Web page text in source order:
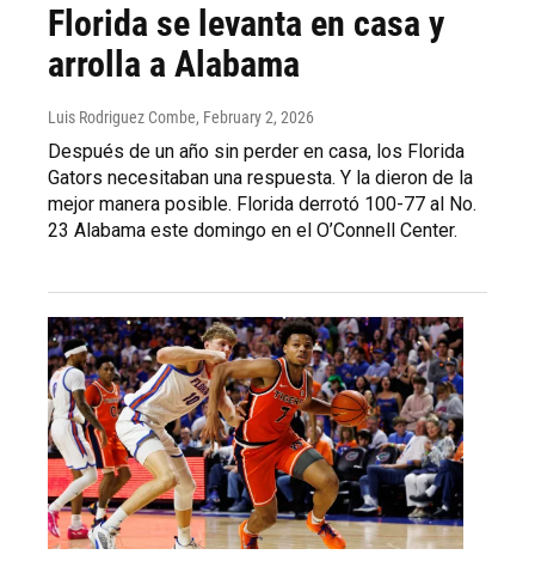
Florida se levanta en casa y
arrolla a Alabama
Luis Rodriguez Combe, February 2, 2026
Después de un año sin perder en casa, los Florida
Gators necesitaban una respuesta. Y la dieron de la
mejor manera posible. Florida derrotó 100-77 al No.
23 Alabama este domingo en el O’Connell Center.